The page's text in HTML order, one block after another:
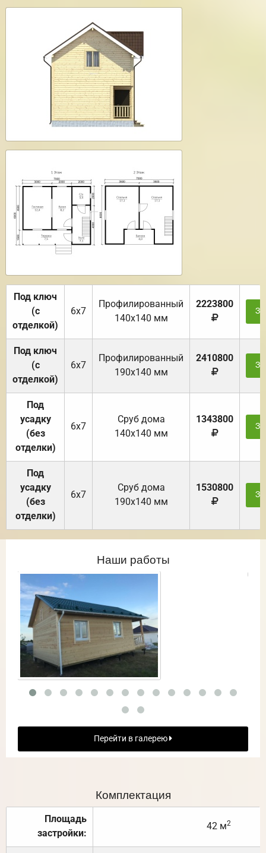
Под ключ
(с
отделкой)
6х7
Профилированный
140х140 мм
2223800
Под ключ
(с
отделкой)
6х7
Профилированный
190х140 мм
2410800
Под
усадку
(без
отделки)
6х7
Cруб дома
140х140 мм
1343800
Под
усадку
(без
отделки)
6х7
Cруб дома
190х140 мм
1530800
Наши работы
Перейти в галерею
Комплектация
Площадь
застройки:
42 м2